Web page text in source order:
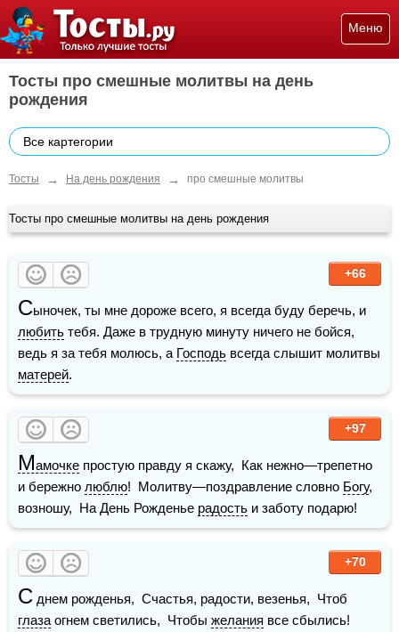
Меню
Тосты про смешные молитвы на день
рождения
Все картегории
Тосты → На день рождения → про смешные молитвы
Тосты про смешные молитвы на день рождения
+66
С
любить тебя. Даже в трудную минуту ничего не бойся,
ведь я за тебя молюсь, а Господь
матерей.
+97
Мамочке простую правду я скажу,  Как нежно—трепетно
и бережно люблю!  Молитву—поздравление словно Богу,
возношу,  На День Рожденье радость и заботу подарю!
+70
С
глаза огнем светились,  Чтобы желания все сбылись!